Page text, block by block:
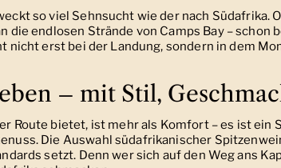
so viel Sehnsucht wie der nach Südafrika.
die endlosen Strände von Camps Bay – schon
nicht erst bei der Landung, sondern in dem
– mit Stil,
Route bietet, ist mehr als Komfort – es ist ein
Die Auswahl südafrikanischer
setzt. Denn wer sich auf den Weg ans